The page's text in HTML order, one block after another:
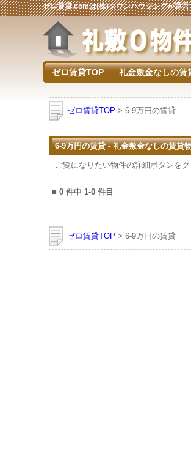
ゼロ賃貸.comは(株)タウンハウジングが運
ゼロ賃貸TOP 礼金敷金なしの賃
ゼロ賃貸TOP > 6-9万円の賃貸
6-9万円の賃貸 - 礼金敷金なしの賃貸
ご覧になりたい物件の詳細ボタンを
■ 0 件中 1-0 件目
ゼロ賃貸TOP > 6-9万円の賃貸